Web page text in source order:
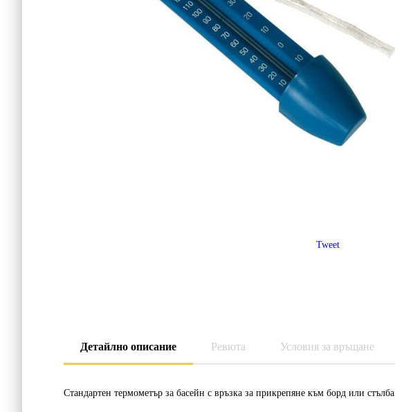
Tweet
Детайлно описание Ревюта Условия за връщане
Стандартен термометър за басейн с връзка за прикрепяне към борд или стълба